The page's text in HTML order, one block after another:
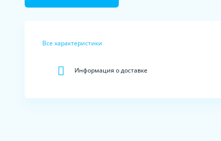
Все характеристики
Информация о доставке